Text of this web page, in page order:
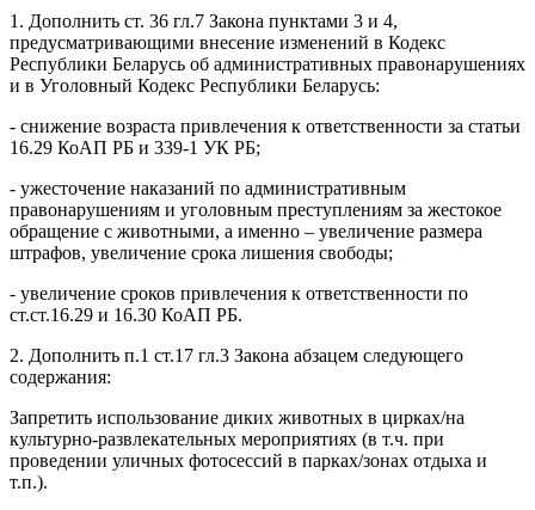
1. Дополнить ст. 36 гл.7 Закона пунктами 3 и 4,
предусматривающими внесение изменений в Кодекс
Республики Беларусь об административных правонарушениях
и в Уголовный Кодекс Республики Беларусь:
- снижение возраста привлечения к ответственности за статьи
16.29 КоАП РБ и 339-1 УК РБ;
- ужесточение наказаний по административным
правонарушениям и уголовным преступлениям за жестокое
обращение с животными, а именно – увеличение размера
штрафов, увеличение срока лишения свободы;
- увеличение сроков привлечения к ответственности по
ст.ст.16.29 и 16.30 КоАП РБ.
2. Дополнить п.1 ст.17 гл.3 Закона абзацем следующего
содержания:
Запретить использование диких животных в цирках/на
культурно-развлекательных мероприятиях (в т.ч. при
проведении уличных фотосессий в парках/зонах отдыха и
т.п.).